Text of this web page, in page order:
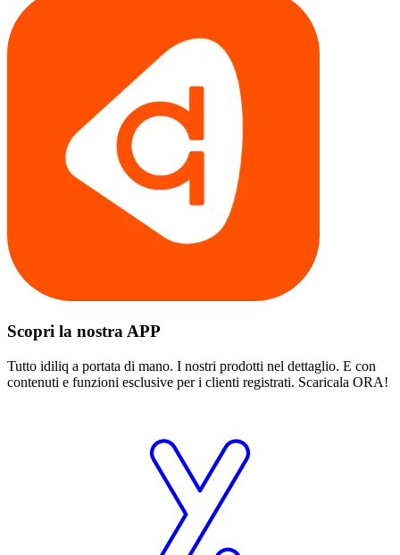
Scopri la nostra APP
Tutto idiliq a portata di mano. I nostri prodotti nel dettaglio. E con
contenuti e funzioni esclusive per i clienti registrati. Scaricala ORA!